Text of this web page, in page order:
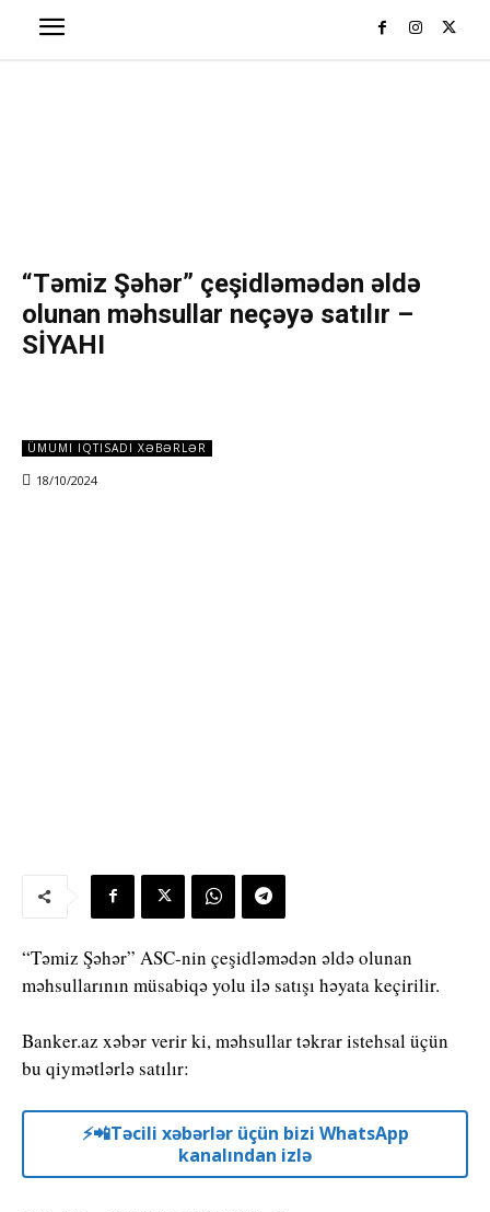
“Təmiz Şəhər” çeşidləmədən əldə
olunan məhsullar neçəyə satılır –
SİYAHI
ÜMUMI IQTISADI XƏBƏRLƏR
18/10/2024
“Təmiz Şəhər” ASC-nin çeşidləmədən əldə olunan
məhsullarının müsabiqə yolu ilə satışı həyata keçirilir.
Banker.az xəbər verir ki, məhsullar təkrar istehsal üçün
bu qiymətlərlə satılır:
⚡️📲Təcili xəbərlər üçün bizi WhatsApp
kanalından izlə